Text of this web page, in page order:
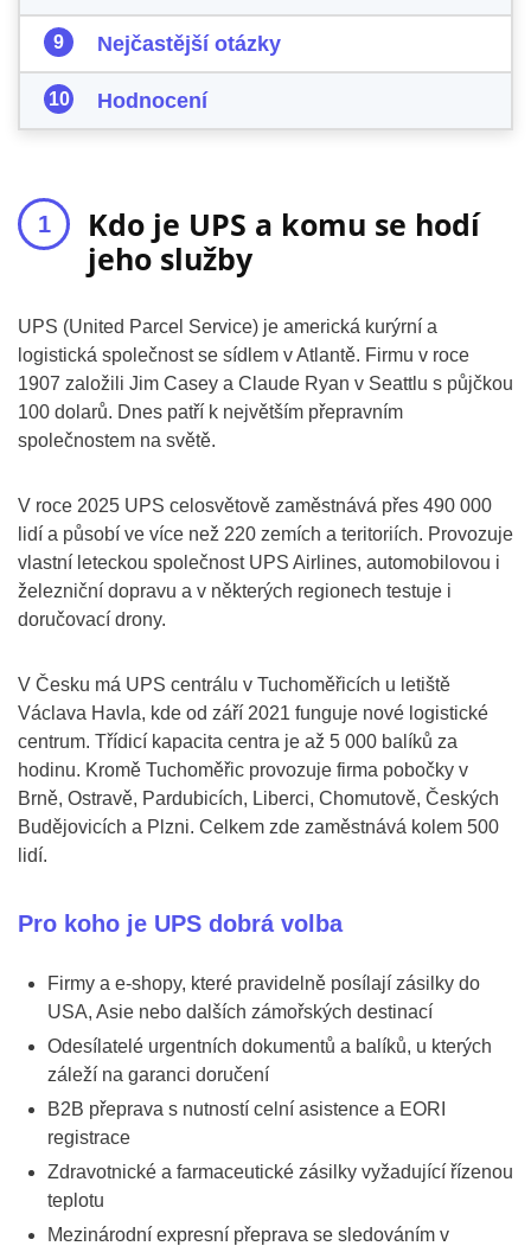
Nejčastější otázky
Hodnocení
Kdo je UPS a komu se hodí
jeho služby
UPS (United Parcel Service) je americká kurýrní a
logistická společnost se sídlem v Atlantě. Firmu v roce
1907 založili Jim Casey a Claude Ryan v Seattlu s půjčkou
100 dolarů. Dnes patří k největším přepravním
společnostem na světě.
V roce 2025 UPS celosvětově zaměstnává přes 490 000
lidí a působí ve více než 220 zemích a teritoriích. Provozuje
vlastní leteckou společnost UPS Airlines, automobilovou i
železniční dopravu a v některých regionech testuje i
doručovací drony.
V Česku má UPS centrálu v Tuchoměřicích u letiště
Václava Havla, kde od září 2021 funguje nové logistické
centrum. Třídicí kapacita centra je až 5 000 balíků za
hodinu. Kromě Tuchoměřic provozuje firma pobočky v
Brně, Ostravě, Pardubicích, Liberci, Chomutově, Českých
Budějovicích a Plzni. Celkem zde zaměstnává kolem 500
lidí.
Pro koho je UPS dobrá volba
Firmy a e-shopy, které pravidelně posílají zásilky do
USA, Asie nebo dalších zámořských destinací
Odesílatelé urgentních dokumentů a balíků, u kterých
záleží na garanci doručení
B2B přeprava s nutností celní asistence a EORI
registrace
Zdravotnické a farmaceutické zásilky vyžadující řízenou
teplotu
Mezinárodní expresní přeprava se sledováním v